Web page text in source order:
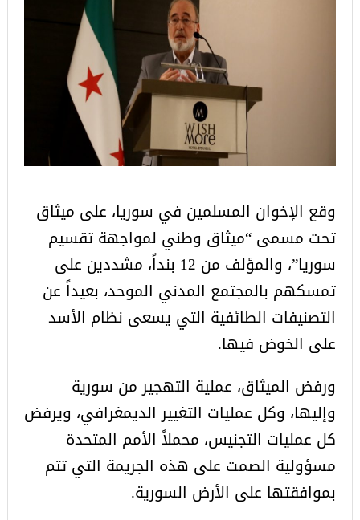
وقع الإخوان المسلمين في سوريا، على ميثاق
تحت مسمى “ميثاق وطني لمواجهة تقسيم
سوريا”، والمؤلف من 12 بنداً، مشددين على
تمسكهم بالمجتمع المدني الموحد، بعيداً عن
التصنيفات الطائفية التي يسعى نظام الأسد
على الخوض فيها.
ورفض الميثاق، عملية التهجير من سورية
وإليها، وكل عمليات التغيير الديمغرافي، ويرفض
كل عمليات التجنيس، محملاً الأمم المتحدة
مسؤولية الصمت على هذه الجريمة التي تتم
بموافقتها على الأرض السورية.